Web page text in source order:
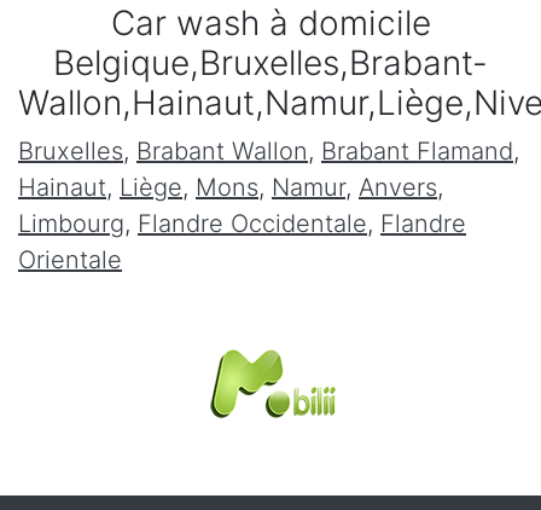
Car wash à domicile
Belgique,Bruxelles,Brabant-
Bruxelles, Brabant Wallon, Brabant Flamand,
Hainaut, Liège, Mons, Namur, Anvers,
Limbourg, Flandre Occidentale, Flandre
Orientale